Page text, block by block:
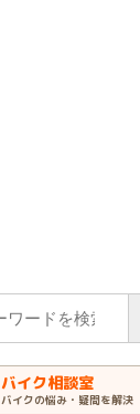
バイク相談室
バイクの悩み・疑問を解決